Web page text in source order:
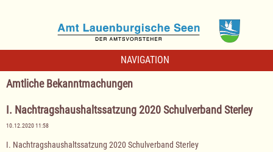
NAVIGATION
Amtliche Bekanntmachungen
I. Nachtragshaushaltssatzung 2020 Schulverband Sterley
10.12.2020 11:58
I. Nachtragshaushaltssatzung 2020 Schulverband Sterley